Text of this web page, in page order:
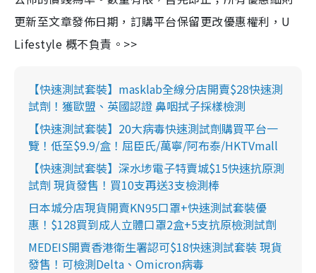
更新至文章發佈日期，訂購平台保留更改優惠權利，U
Lifestyle 概不負責。>>
【快速測試套裝】masklab全線分店開賣$28快速測
試劑！獲歐盟、英國認證 鼻咽拭子採樣檢測
【快速測試套裝】20大病毒快速測試劑購買平台一
覽！低至$9.9/盒！屈臣氏/萬寧/阿布泰/HKTVmall
【快速測試套裝】深水埗電子特賣城$15快速抗原測
試劑 現貨發售！買10支再送3支檢測棒
日本城分店現貨開賣KN95口罩+快速測試套裝優
惠！$128買到成人立體口罩2盒+5支抗原檢測試劑
MEDEIS開賣香港衛生署認可$18快速測試套裝 現貨
發售！可檢測Delta、Omicron病毒